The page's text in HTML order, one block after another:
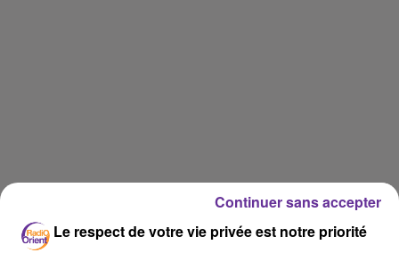
Le respect de votre vie privée est notre priorité
Continuer sans accepter